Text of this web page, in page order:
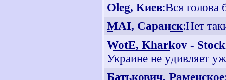
Oleg, Киев:Вся голова
MAI, Саранск:Нет
WotE, Kharkov -
Украине не удивляет
Батькович, Раменское